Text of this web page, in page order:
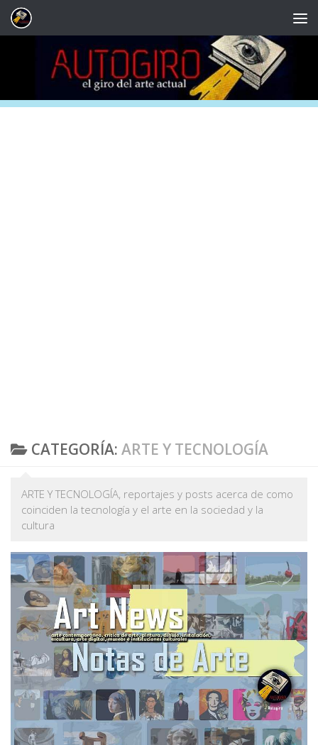
Saltar al contenido
CATEGORÍA: ARTE Y TECNOLOGÍA
ARTE Y TECNOLOGÍA, reportajes y posts acerca de como
coinciden la tecnología y el arte en la sociedad y la
cultura